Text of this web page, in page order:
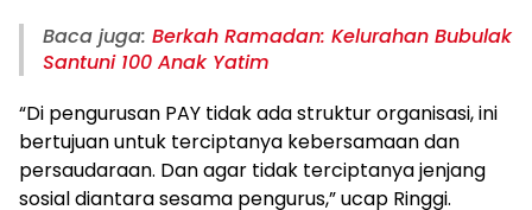
Baca juga: Berkah Ramadan: Kelurahan Bubulak
Santuni 100 Anak Yatim
“Di pengurusan PAY tidak ada struktur organisasi, ini
bertujuan untuk terciptanya kebersamaan dan
persaudaraan. Dan agar tidak terciptanya jenjang
sosial diantara sesama pengurus,” ucap Ringgi.